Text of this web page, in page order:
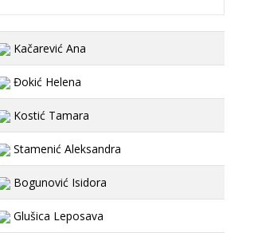
Kačarević Ana
Đokić Helena
Kostić Tamara
Stamenić Aleksandra
Bogunović Isidora
Glušica Leposava